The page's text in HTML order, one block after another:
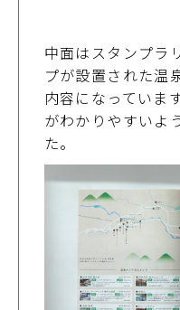
中面はスタンプラ
プが設置された温
内容になっていま
がわかりやすいよ
た。